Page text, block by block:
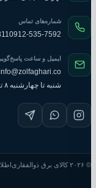
شماره‌های تماس
0912-535-7592
ایمیل و ساعت
شنبه تا چهارشنبه ۸ تا ۱۷ | پنجشنبه ۸ تا ۱۳
© ۲۰۲۶ کالای برق ذوالفقاری